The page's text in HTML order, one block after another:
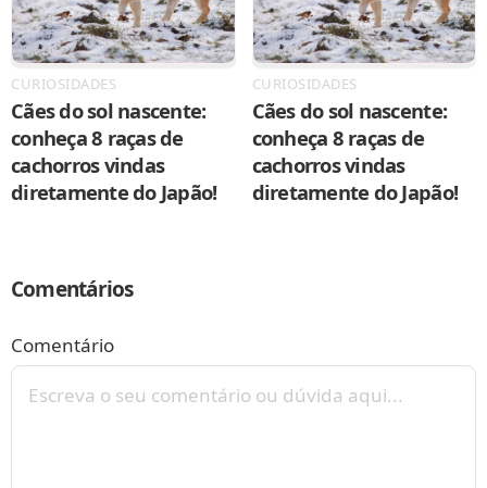
CURIOSIDADES
Cães do sol nascente:
conheça 8 raças de
cachorros vindas
diretamente do Japão!
CURIOSIDADES
Cães do sol nascente:
conheça 8 raças de
cachorros vindas
diretamente do Japão!
Comentários
Comentário